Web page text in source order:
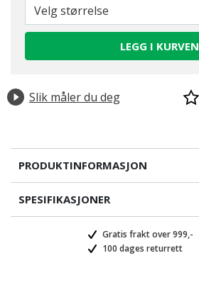
Velg størrelse
LEGG I KURVEN
Slik måler du deg
PRODUKTINFORMASJON
SPESIFIKASJONER
Gratis frakt over 999,-
100 dages returrett